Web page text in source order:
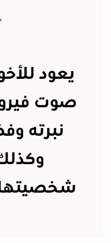
يعود
صوت
نبرته
شخصيتها